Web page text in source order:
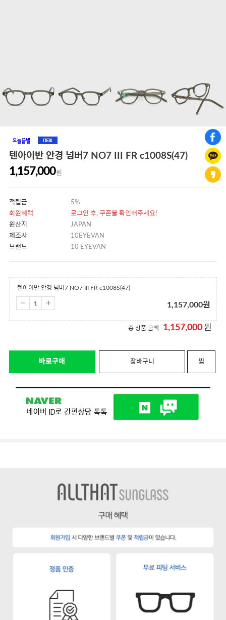
텐아이반 안경 넘버7 NO7 III FR c1008S(47)
1,157,000원
적립금
5%
회원혜택
로그인 후, 쿠폰을 확인해주세요!
원산지
JAPAN
제조사
10EYEVAN
브랜드
10 EYEVAN
텐아이반 안경 넘버7 NO7 III FR c1008S(47)
1,157,000원
총 상품 금액 1,157,000 원
바로구매 장바구니 찜